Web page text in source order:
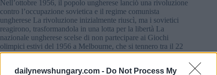
dailynewshungary.com - Do Not Process My
Nell’ottobre 1956, il popolo ungherese lanciò una rivoluzione
contro l’occupazione sovietica e il regime comunista
ungherese La rivoluzione inizialmente riuscì, ma i sovietici
reagirono, trasformandola in una lotta per la libertà La
nazionale ungherese scelse di non partecipare ai Giochi
olimpici estivi del 1956 a Melbourne, che si tennero tra il 22
novembre e l’8 dicembre La spina dorsale della Squadra
novembre per organizzare le partite con Athletic Bilbao, FC